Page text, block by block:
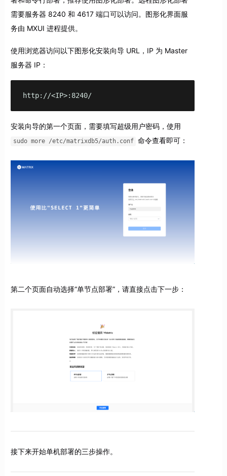
需要服务器 8240 和 4617 端口可以访问。图形化界面服
务由 MXUI 进程提供。
使用浏览器访问以下图形化安装向导 URL，IP 为 Master
服务器 IP：
http://<IP>:8240/
安装向导的第一个页面，需要填写超级用户密码，使用
sudo more /etc/matrixdb5/auth.conf 命令查看即可：
第二个页面自动选择“单节点部署”，请直接点击下一步：
接下来开始单机部署的三步操作。